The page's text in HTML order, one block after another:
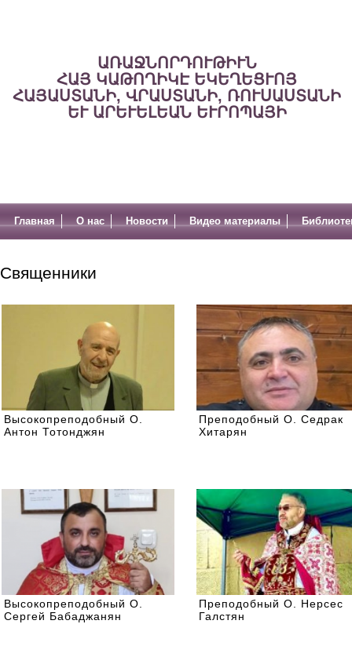
ԱՌԱՋՆՈՐԴՈՒԹԻՒՆ
ՀԱՅ ԿԱԹՈՂԻԿԷ ԵԿԵՂԵՑՒՈՅ
ՀԱՅԱՍՏԱՆԻ, ՎՐԱՍՏԱՆԻ, ՌՈՒՍԱՍՏԱՆԻ
ԵՒ ԱՐԵՒԵԼԵԱՆ ԵՒՐՈՊԱՅԻ
Главная О нас Новости Видео материалы
Священники
Высокопреподобный О.
Антон Тотонджян
Преподобный О. Седрак
Хитарян
Высокопреподобный О.
Сергей Бабаджанян
Преподобный О. Нерсес
Галстян